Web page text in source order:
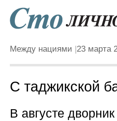
Между нациями 23 марта
С таджикской
В августе дворник